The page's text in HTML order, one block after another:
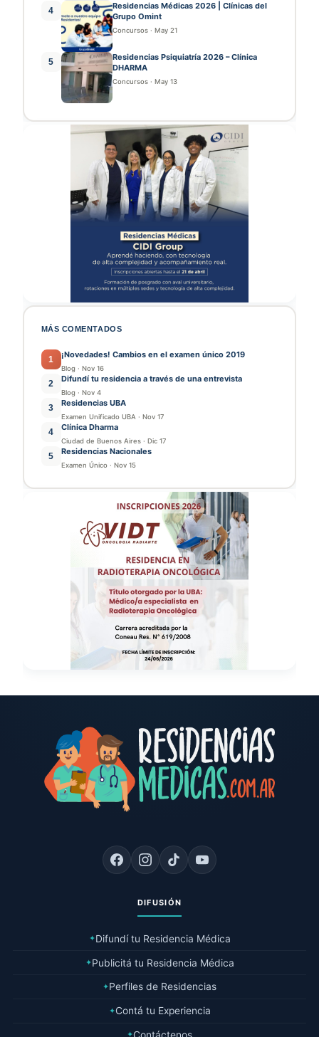
4
Residencias Médicas 2026 | Clínicas del
Grupo Omint
Concursos · May 21
5
Residencias Psiquiatría 2026 – Clínica
DHARMA
Concursos · May 13
MÁS COMENTADOS
1 ¡Novedades! Cambios en el examen único 2019
Blog · Nov 16
2 Difundí tu residencia a través de una entrevista
Blog · Nov 4
3 Residencias UBA
Examen Unificado UBA · Nov 17
4 Clínica Dharma
Ciudad de Buenos Aires · Dic 17
5 Residencias Nacionales
Examen Único · Nov 15
DIFUSIÓN
✦Difundí tu Residencia Médica
✦Publicitá tu Residencia Médica
✦Perfiles de Residencias
✦Contá tu Experiencia
✦